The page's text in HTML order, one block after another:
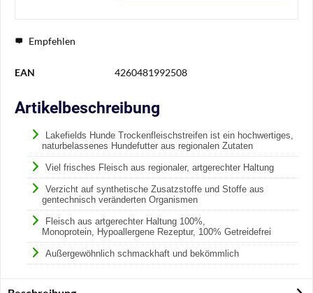
Empfehlen
EAN 4260481992508
Artikelbeschreibung
Lakefields Hunde Trockenfleischstreifen ist ein hochwertiges,
naturbelassenes Hundefutter aus regionalen Zutaten
Viel frisches Fleisch aus regionaler, artgerechter Haltung
Verzicht auf synthetische Zusatzstoffe und Stoffe aus
gentechnisch veränderten Organismen
Fleisch aus artgerechter Haltung 100%,
Monoprotein, Hypoallergene Rezeptur, 100% Getreidefrei
Außergewöhnlich schmackhaft und bekömmlich